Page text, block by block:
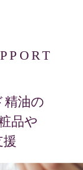
精油の
品や